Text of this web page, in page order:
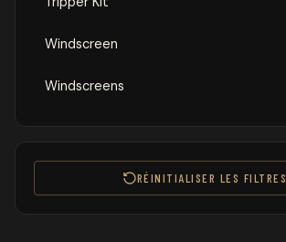
Windscreen
Windscreens
RÉINITIALISER LES FILTRES